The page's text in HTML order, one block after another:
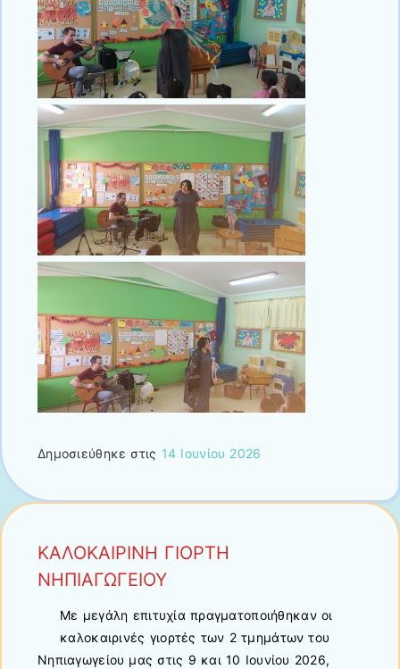
Δημοσιεύθηκε στις 14 Ιουνίου 2026
ΚΑΛΟΚΑΙΡΙΝΗ ΓΙΟΡΤΗ
ΝΗΠΙΑΓΩΓΕΙΟΥ
Με μεγάλη επιτυχία πραγματοποιήθηκαν οι
καλοκαιρινές γιορτές των 2 τμημάτων του
Νηπιαγωγείου μας στις 9 και 10 Ιουνίου 2026,